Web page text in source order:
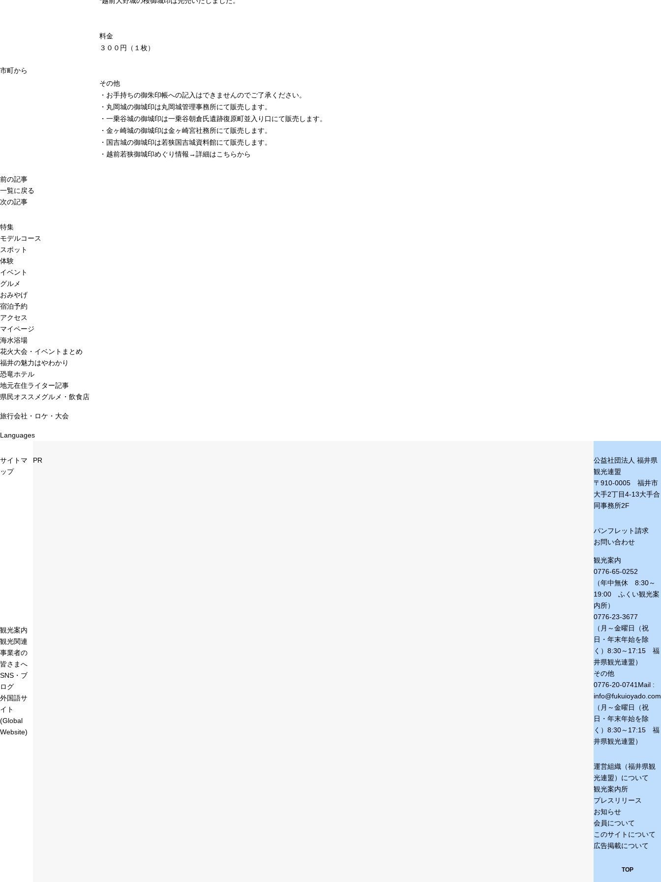
市町から
料金
３００円（１枚）
その他
・お手持ちの御朱印帳への記入はできませんのでご了承ください。
・丸岡城の御城印は丸岡城管理事務所にて販売します。
・一乗谷城の御城印は一乗谷朝倉氏遺跡復原町並入り口にて販売します。
・金ヶ崎城の御城印は金ヶ崎宮社務所にて販売します。
・国吉城の御城印は若狭国吉城資料館にて販売します。
・越前若狭御城印めぐり情報→詳細はこちらから
前の記事
一覧に戻る
次の記事
特集
モデルコース
スポット
体験
イベント
グルメ
おみやげ
宿泊予約
アクセス
マイページ
海水浴場
花火大会・イベントまとめ
福井の魅力はやわかり
恐竜ホテル
地元在住ライター記事
県民オススメグルメ・飲食店
旅行会社・ロケ・大会
Languages
サイトマ
ップ
観光案内
観光関連
事業者の
皆さまへ
SNS・ブ
ログ
外国語サ
イト
(Global
Website)
PR
公益社団法人 福井県
観光連盟
〒910-0005 福井市
大手2丁目4-13大手合
同事務所2F
パンフレット請求
お問い合わせ
観光案内
0776-65-0252
（年中無休 8:30～
19:00 ふくい観光案
内所）
0776-23-3677
（月～金曜日（祝
日・年末年始を除
く） 8:30～17:15 福
井県観光連盟）
その他
0776-20-0741 Mail :
info@fukuioyado.com
（月～金曜日（祝
日・年末年始を除
く） 8:30～17:15 福
井県観光連盟）
運営組織（福井県観
光連盟）について
観光案内所
プレスリリース
お知らせ
会員について
このサイトについて
広告掲載について
TOP